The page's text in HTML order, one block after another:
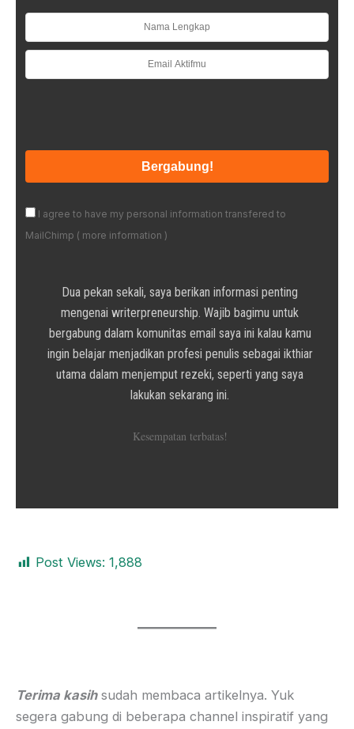
I agree to have my personal information transfered to
MailChimp ( more information )
Dua pekan sekali, saya berikan informasi penting
mengenai writerpreneurship. Wajib bagimu untuk
bergabung dalam komunitas email saya ini kalau kamu
ingin belajar menjadikan profesi penulis sebagai ikthiar
utama dalam menjemput rezeki, seperti yang saya
lakukan sekarang ini.
Kesempatan terbatas!
Post Views: 1,888
Terima kasihsudah membaca artikelnya. Yuk
segera gabung di beberapa channel inspiratif yang